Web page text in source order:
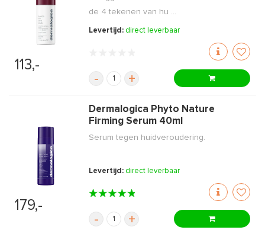
113,-
de 4 tekenen van hu ...
Levertijd: direct leverbaar
- +
179,-
Dermalogica Phyto Nature
Firming Serum 40ml
Serum tegen huidveroudering.
Levertijd: direct leverbaar
- +